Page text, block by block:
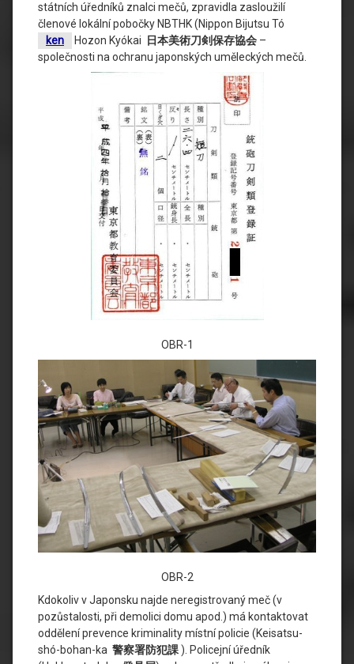
státních úředníků znalci mečů, zpravidla zasloužilí
členové lokální pobočky NBTHK (Nippon Bijutsu Tó
ken
Hozon Kyókai 日本美術刀剣保存協会 –
společnosti na ochranu japonských uměleckých mečů.
OBR-1
OBR-2
Kdokoliv v Japonsku najde neregistrovaný meč (v
pozůstalosti, při demolici domu apod.) má kontaktovat
oddělení prevence kriminality místní policie (Keisatsu-
shó-bohan-ka 警察署防犯課). Policejní úředník